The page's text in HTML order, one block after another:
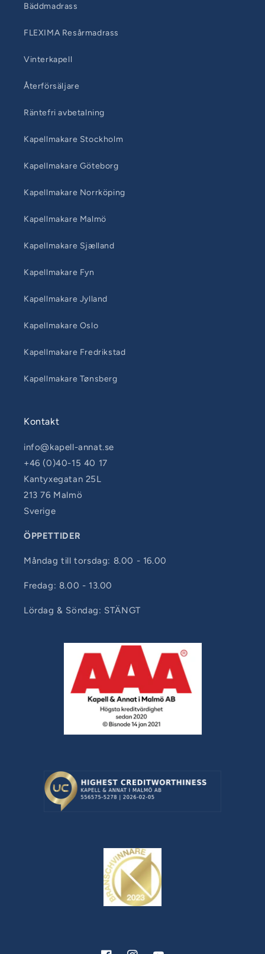
Bäddmadrass
FLEXIMA Resårmadrass
Vinterkapell
Återförsäljare
Räntefri avbetalning
Kapellmakare Stockholm
Kapellmakare Göteborg
Kapellmakare Norrköping
Kapellmakare Malmö
Kapellmakare Sjælland
Kapellmakare Fyn
Kapellmakare Jylland
Kapellmakare Oslo
Kapellmakare Fredrikstad
Kapellmakare Tønsberg
Kontakt
info@kapell-annat.se
+46 (0)40-15 40 17
Kantyxegatan 25L
213 76 Malmö
Sverige
ÖPPETTIDER
Måndag till torsdag: 8.00 - 16.00
Fredag: 8.00 - 13.00
Lördag & Söndag: STÄNGT